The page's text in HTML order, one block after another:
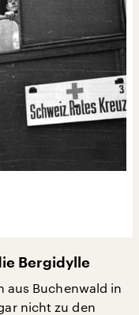
Bergidylle
aus Buchenwald in
nicht zu den